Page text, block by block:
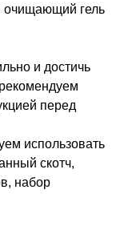
очищающий гель
и достичь
перед
использовать
скотч,
набор